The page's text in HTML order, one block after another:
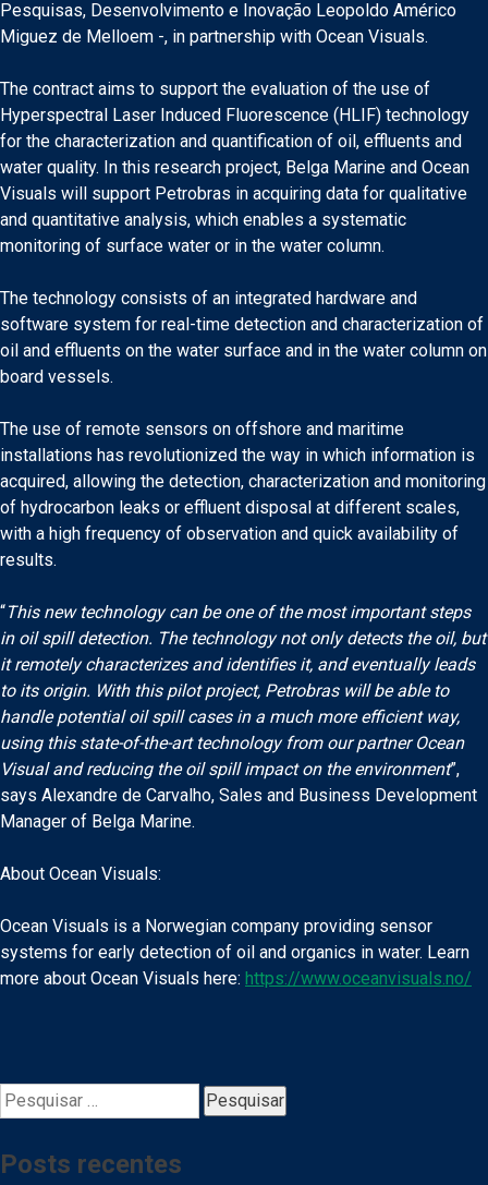
Pesquisas, Desenvolvimento e Inovação Leopoldo Américo
Miguez de Melloem -, in partnership with Ocean Visuals.
The contract aims to support the evaluation of the use of
Hyperspectral Laser Induced Fluorescence (HLIF) technology
for the characterization and quantification of oil, effluents and
water quality. In this research project, Belga Marine and Ocean
Visuals will support Petrobras in acquiring data for qualitative
and quantitative analysis, which enables a systematic
monitoring of surface water or in the water column.
The technology consists of an integrated hardware and
software system for real-time detection and characterization of
oil and effluents on the water surface and in the water column on
board vessels.
The use of remote sensors on offshore and maritime
installations has revolutionized the way in which information is
acquired, allowing the detection, characterization and monitoring
of hydrocarbon leaks or effluent disposal at different scales,
with a high frequency of observation and quick availability of
results.
“This new technology can be one of the most important steps
in oil spill detection. The technology not only detects the oil, but
it remotely characterizes and identifies it, and eventually leads
to its origin. With this pilot project, Petrobras will be able to
handle potential oil spill cases in a much more efficient way,
using this state-of-the-art technology from our partner Ocean
Visual and reducing the oil spill impact on the environment”,
says Alexandre de Carvalho, Sales and Business Development
Manager of Belga Marine.
About Ocean Visuals:
Ocean Visuals is a Norwegian company providing sensor
systems for early detection of oil and organics in water. Learn
more about Ocean Visuals here: https://www.oceanvisuals.no/
Pesquisar
por:
Posts recentes